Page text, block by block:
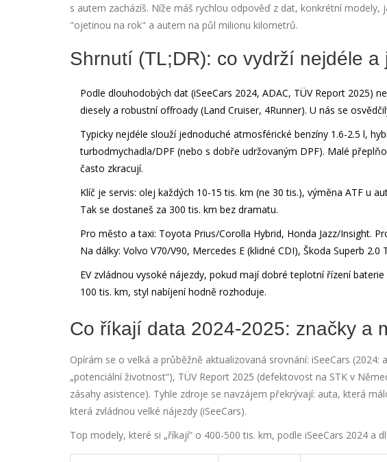
s autem zacházíš. Níže máš rychlou odpověď z dat, konkrétní modely,
"ojetinou na rok" a autem na půl milionu kilometrů.
Shrnutí (TL;DR): co vydrží nejdéle
Podle dlouhodobých dat (iSeeCars 2024, ADAC, TÜV Report 2025)
diesely a robustní offroady (Land Cruiser, 4Runner). U nás se
Typicky nejdéle slouží jednoduché atmosférické benzíny 1.6-2.5 l,
turbodmychadla/DPF (nebo s dobře udržovaným DPF). Malé
často zkracují.
Klíč je servis: olej každých 10-15 tis. km (ne 30 tis.), výměna ATF u
Tak se dostaneš za 300 tis. km bez dramatu.
Pro město a taxi: Toyota Prius/Corolla Hybrid, Honda Jazz/Insight.
Na dálky: Volvo V70/V90, Mercedes E (klidné CDI), Škoda Superb 2.0
EV zvládnou vysoké nájezdy, pokud mají dobré teplotní řízení
100 tis. km, styl nabíjení hodně rozhoduje.
Co říkají data 2024-2025: značky a
Opírám se o velká a průběžně aktualizovaná srovnání: iSeeCars
„potenciální životnost“), TÜV Report 2025 (defektovost na STK v
zásahy asistence). Tyhle zdroje se navzájem překrývají: auta, která
která zvládnou velké nájezdy (iSeeCars).
Top modely, které si „říkají“ o 400-500 tis. km, podle iSeeCars 2024 a